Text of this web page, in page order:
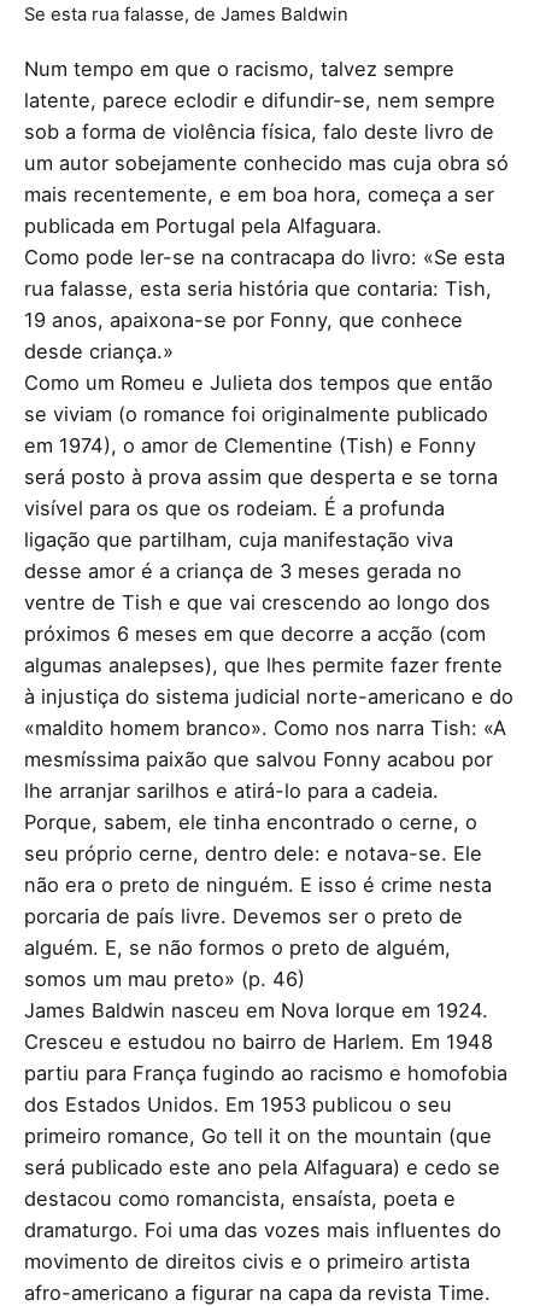
Se esta rua falasse, de James Baldwin
Num tempo em que o racismo, talvez sempre
latente, parece eclodir e difundir-se, nem sempre
sob a forma de violência física, falo deste livro de
um autor sobejamente conhecido mas cuja obra só
mais recentemente, e em boa hora, começa a ser
publicada em Portugal pela Alfaguara.
Como pode ler-se na contracapa do livro: «Se esta
rua falasse, esta seria história que contaria: Tish,
19 anos, apaixona-se por Fonny, que conhece
desde criança.»
Como um Romeu e Julieta dos tempos que então
se viviam (o romance foi originalmente publicado
em 1974), o amor de Clementine (Tish) e Fonny
será posto à prova assim que desperta e se torna
visível para os que os rodeiam. É a profunda
ligação que partilham, cuja manifestação viva
desse amor é a criança de 3 meses gerada no
ventre de Tish e que vai crescendo ao longo dos
próximos 6 meses em que decorre a acção (com
algumas analepses), que lhes permite fazer frente
à injustiça do sistema judicial norte-americano e do
«maldito homem branco». Como nos narra Tish: «A
mesmíssima paixão que salvou Fonny acabou por
lhe arranjar sarilhos e atirá-lo para a cadeia.
Porque, sabem, ele tinha encontrado o cerne, o
seu próprio cerne, dentro dele: e notava-se. Ele
não era o preto de ninguém. E isso é crime nesta
porcaria de país livre. Devemos ser o preto de
alguém. E, se não formos o preto de alguém,
somos um mau preto» (p. 46)
James Baldwin nasceu em Nova Iorque em 1924.
Cresceu e estudou no bairro de Harlem. Em 1948
partiu para França fugindo ao racismo e homofobia
dos Estados Unidos. Em 1953 publicou o seu
primeiro romance, Go tell it on the mountain (que
será publicado este ano pela Alfaguara) e cedo se
destacou como romancista, ensaísta, poeta e
dramaturgo. Foi uma das vozes mais influentes do
movimento de direitos civis e o primeiro artista
afro-americano a figurar na capa da revista Time.